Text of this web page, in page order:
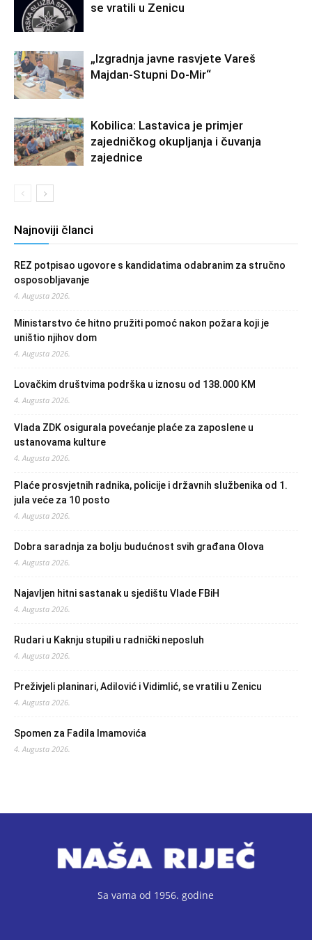
se vratili u Zenicu
„Izgradnja javne rasvjete Vareš
Majdan-Stupni Do-Mir“
Kobilica: Lastavica je primjer
zajedničkog okupljanja i čuvanja
zajednice
Najnoviji članci
REZ potpisao ugovore s kandidatima odabranim za stručno
osposobljavanje
4. Augusta 2026.
Ministarstvo će hitno pružiti pomoć nakon požara koji je
uništio njihov dom
4. Augusta 2026.
Lovačkim društvima podrška u iznosu od 138.000 KM
4. Augusta 2026.
Vlada ZDK osigurala povećanje plaće za zaposlene u
ustanovama kulture
4. Augusta 2026.
Plaće prosvjetnih radnika, policije i državnih službenika od 1.
jula veće za 10 posto
4. Augusta 2026.
Dobra saradnja za bolju budućnost svih građana Olova
4. Augusta 2026.
Najavljen hitni sastanak u sjedištu Vlade FBiH
4. Augusta 2026.
Rudari u Kaknju stupili u radnički neposluh
4. Augusta 2026.
Preživjeli planinari, Adilović i Vidimlić, se vratili u Zenicu
4. Augusta 2026.
Spomen za Fadila Imamovića
4. Augusta 2026.
Sa vama od 1956. godine